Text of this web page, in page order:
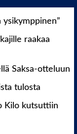
ysikymppinen”
raakaa
Saksa-otteluun
tulosta
Kilo kutsuttiin